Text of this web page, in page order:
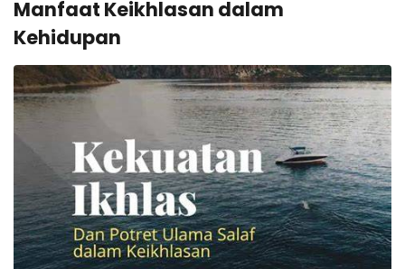
Manfaat Keikhlasan dalam
Kehidupan